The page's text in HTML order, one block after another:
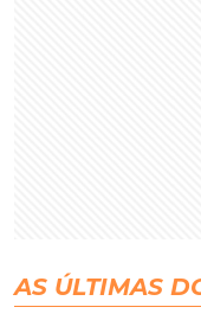
AS ÚLTIMAS